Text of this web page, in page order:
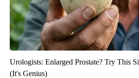
Urologists: Enlarged Prostate? Try This
(It's Genius)